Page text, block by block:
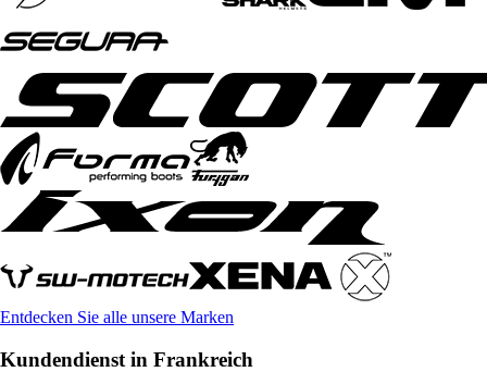
Entdecken Sie alle unsere Marken
Kundendienst in Frankreich